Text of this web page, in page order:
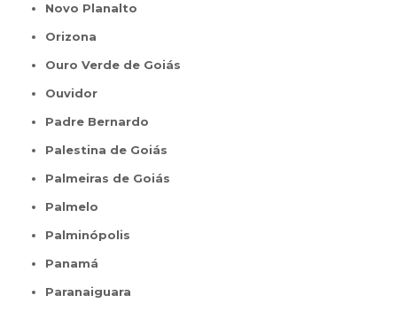
Novo Planalto
Orizona
Ouro Verde de Goiás
Ouvidor
Padre Bernardo
Palestina de Goiás
Palmeiras de Goiás
Palmelo
Palminópolis
Panamá
Paranaiguara